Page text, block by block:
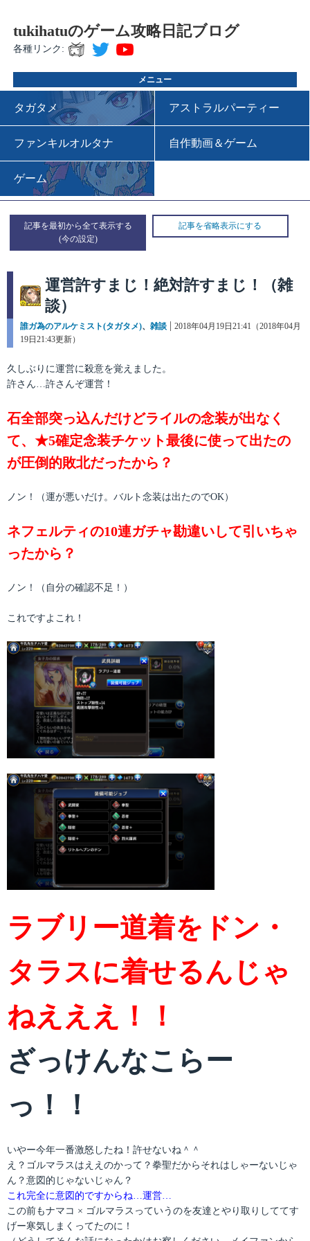
tukihatuのゲーム攻略日記ブログ
各種リンク:
メニュー
タガタメ アストラルパーティー
ファンキルオルタナ 自作動画＆ゲーム
ゲーム
記事を最初から全て表示する 記事を省略表示にする
運営許すまじ！絶対許すまじ！（雑
談）
カ
テ
ー
誰ガ為のアルケミスト(タガタメ)、 雑談
投
2018年04月19日21:41（2018年04月
19日21:43更新）
久しぶりに運営に殺意を覚えました。
許さん…許さんぞ運営！
石全部突っ込んだけどライルの念装が出なく
て、★5確定念装チケット最後に使って出たの
が圧倒的敗北だったから？
ノン！（運が悪いだけ。バルト念装は出たのでOK）
ネフェルティの10連ガチャ勘違いして引いちゃ
ったから？
ノン！（自分の確認不足！）
これですよこれ！
ラブリー道着をドン・
タラスに着せるんじゃ
ねえええ！！
ざっけんなこらー
っ！！
いやー今年一番激怒したね！許せないね＾＾
え？ゴルマラスはええのかって？拳聖だからそれはしゃーないじゃ
ん？意図的じゃないじゃん？
これ完全に意図的ですからね…運営…
この前もナマコ × ゴルマラスっていうのを友達とやり取りしててす
げー寒気しまくってたのに！